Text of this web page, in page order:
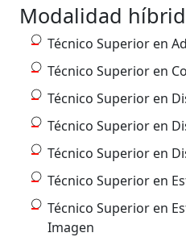
Modalidad
Técnico Superior en
Técnico Superior en
Técnico Superior en
Técnico Superior en
Técnico Superior en
Técnico Superior en
Técnico Superior en
Imagen